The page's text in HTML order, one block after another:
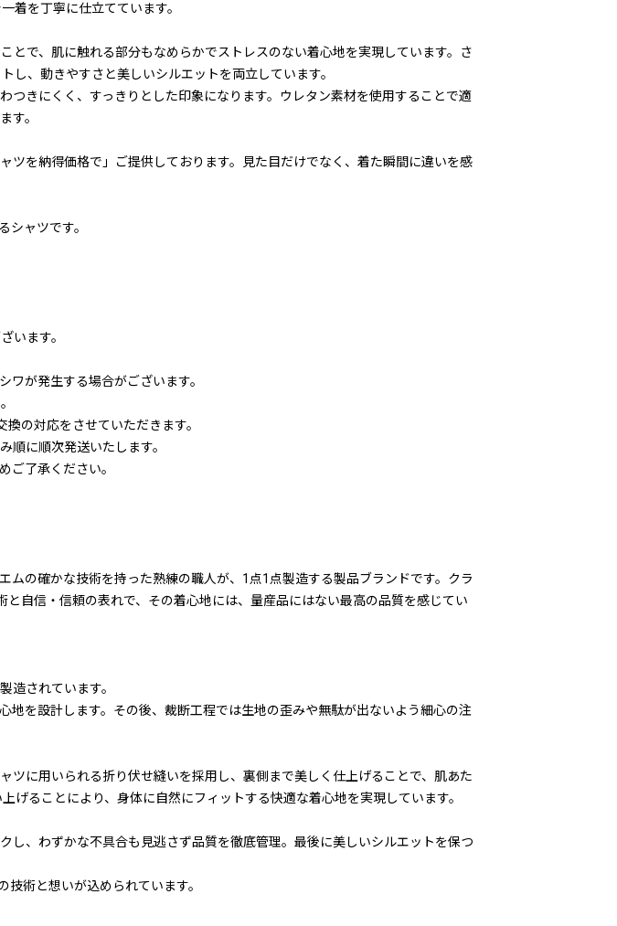
着を丁寧に仕立てています。
で、肌に触れる部分もなめらかでストレスのない着心地を実現しています。さ
し、動きやすさと美しいシルエットを両立しています。
きにくく、すっきりとした印象になります。ウレタン素材を使用することで適
す。
を納得価格で」ご提供しております。見た目だけでなく、着た瞬間に違いを感
シャツです。
います。
が発生する場合がございます。
の対応をさせていただきます。
順に順次発送いたします。
ご了承ください。
の確かな技術を持った熟練の職人が、1点1点製造する製品ブランドです。クラ
自信・信頼の表れで、その着心地には、量産品にはない最高の品質を感じてい
造されています。
を設計します。その後、裁断工程では生地の歪みや無駄が出ないよう細心の注
に用いられる折り伏せ縫いを採用し、裏側まで美しく仕上げることで、肌あた
ることにより、身体に自然にフィットする快適な着心地を実現しています。
、わずかな不具合も見逃さず品質を徹底管理。最後に美しいシルエットを保つ
術と想いが込められています。